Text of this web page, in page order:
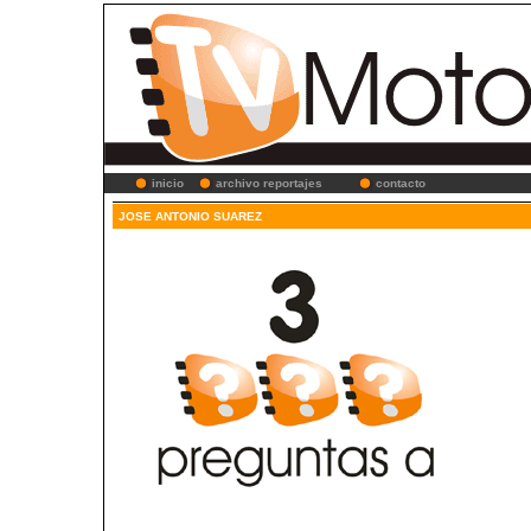
inicio archivo reportajes contacto
JOSE ANTONIO SUAREZ